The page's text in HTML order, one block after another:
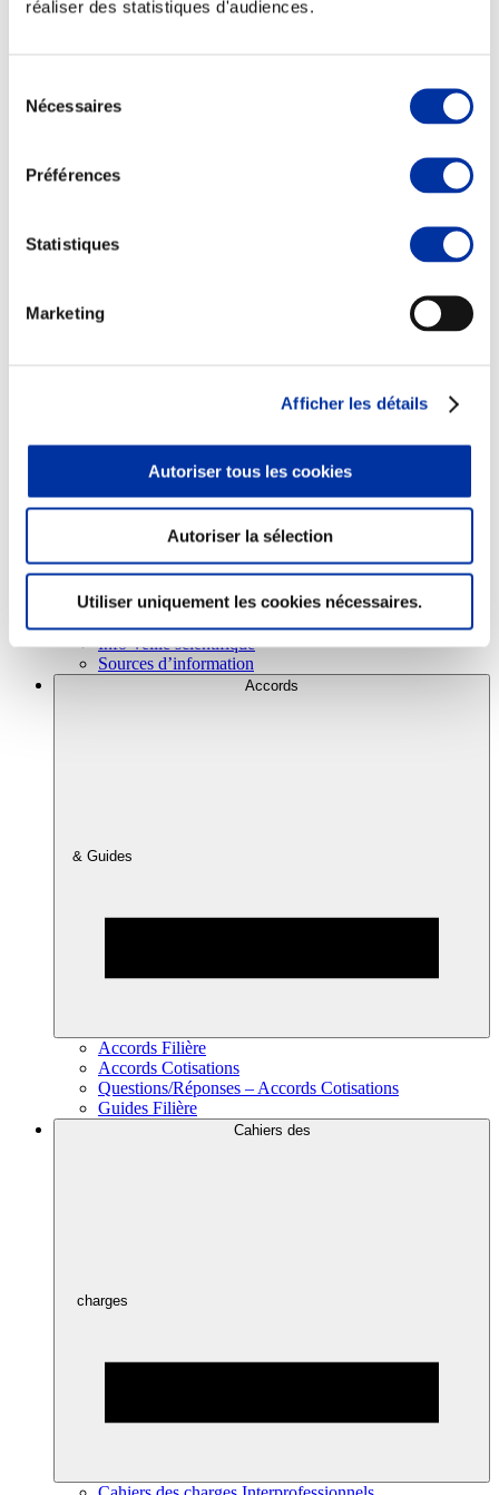
réaliser des statistiques d'audiences.
Nécessaires
Préférences
Statistiques
Marketing
Afficher les détails
Autoriser tous les cookies
Autoriser la sélection
Utiliser uniquement les cookies nécessaires.
Partenaire Climat
Consommation
Viandes et santé
Juste rémunération et attractivité des métiers
Info-veille scientifique
Sources d’information
Accords
& Guides
Accords Filière
Accords Cotisations
Questions/Réponses – Accords Cotisations
Guides Filière
Cahiers des
charges